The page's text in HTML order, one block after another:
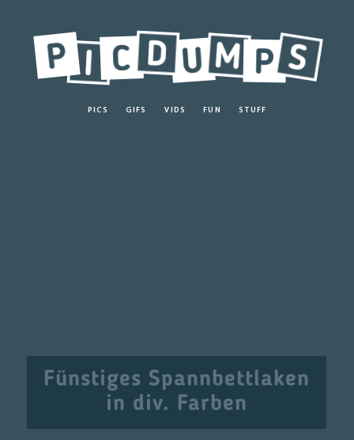
PICS GIFS VIDS FUN STUFF
Fünstiges Spannbettlaken
in div. Farben